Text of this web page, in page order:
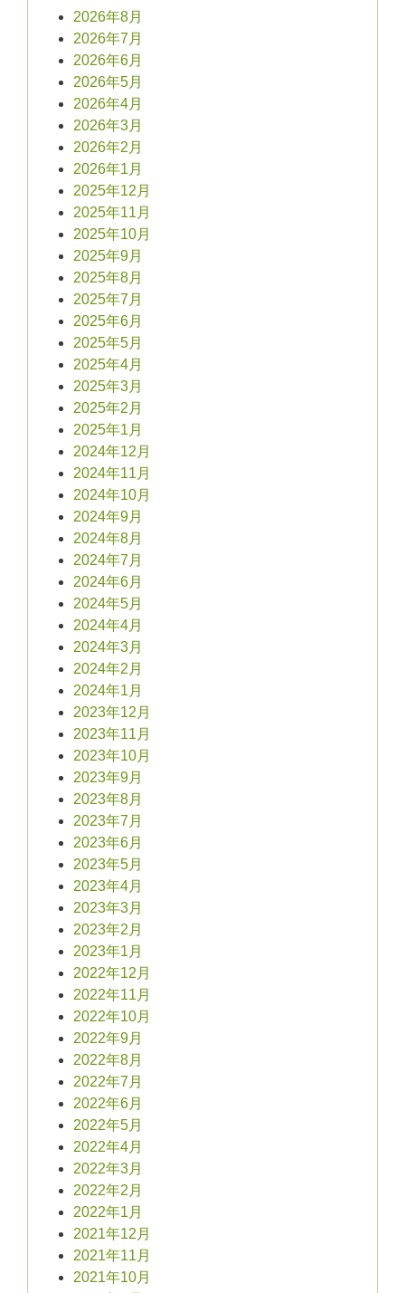
2026年8月
2026年7月
2026年6月
2026年5月
2026年4月
2026年3月
2026年2月
2026年1月
2025年12月
2025年11月
2025年10月
2025年9月
2025年8月
2025年7月
2025年6月
2025年5月
2025年4月
2025年3月
2025年2月
2025年1月
2024年12月
2024年11月
2024年10月
2024年9月
2024年8月
2024年7月
2024年6月
2024年5月
2024年4月
2024年3月
2024年2月
2024年1月
2023年12月
2023年11月
2023年10月
2023年9月
2023年8月
2023年7月
2023年6月
2023年5月
2023年4月
2023年3月
2023年2月
2023年1月
2022年12月
2022年11月
2022年10月
2022年9月
2022年8月
2022年7月
2022年6月
2022年5月
2022年4月
2022年3月
2022年2月
2022年1月
2021年12月
2021年11月
2021年10月